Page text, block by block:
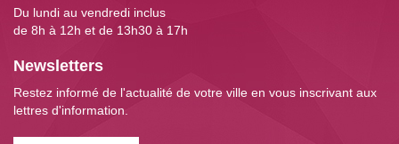
Du lundi au vendredi inclus
de 8h à 12h et de 13h30 à 17h
Newsletters
Restez informé de l'actualité de votre ville en vous inscrivant aux
lettres d'information.